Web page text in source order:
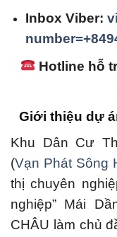
Inbox Viber:
Hotline hỗ
Giới thiệu dự
Khu Dân Cư
(Vạn Phát Sông
thị chuyên
nghiệp” Mái
CHÂU làm chủ